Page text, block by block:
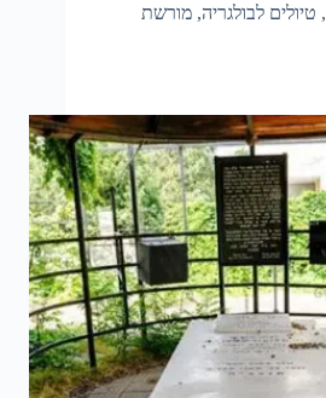
, טיולים לבולגריה, מורשת